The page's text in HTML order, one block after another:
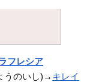
フレシア
)→ キレイ